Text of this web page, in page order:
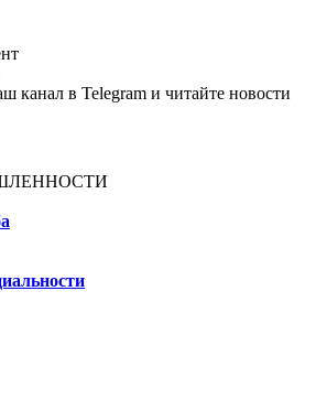
канал в Telegram и читайте новости